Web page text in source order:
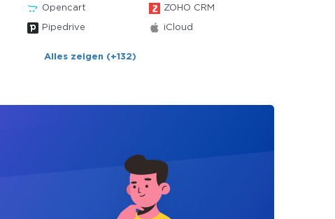
Opencart ZOHO CRM
Pipedrive iCloud
Alles zeigen (+132)